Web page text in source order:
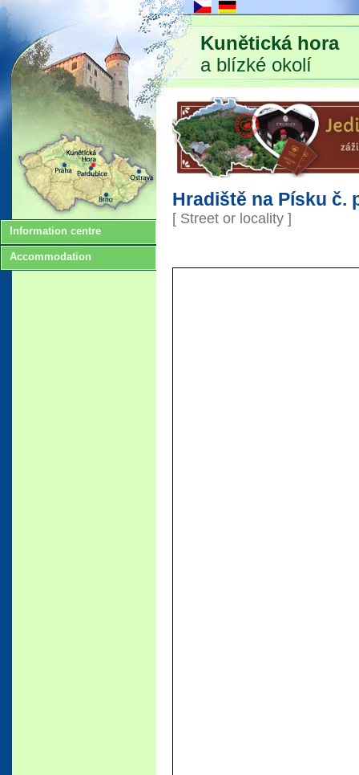
Kunětická hora
a blízké okolí
Information centre
Accommodation
Hradiště na Písku č.
[ Street or locality ]